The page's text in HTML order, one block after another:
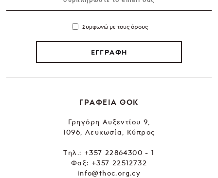
Συμφωνώ με τους όρους
ΕΓΓΡΑΦΗ
ΓΡΑΦΕΙΑ ΘΟΚ
Γρηγόρη Αυξεντίου 9,
1096, Λευκωσία, Κύπρος
Tηλ.: +357 22864300 - 1
Φαξ: +357 22512732
info@thoc.org.cy